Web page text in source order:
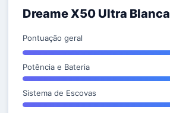
Dreame X50 Ultra Blanca
Pontuação geral
Potência e Bateria
Sistema de Escovas